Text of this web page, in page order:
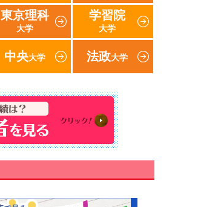
東京理科
大学
学習院
大学
中央大学 法政大学